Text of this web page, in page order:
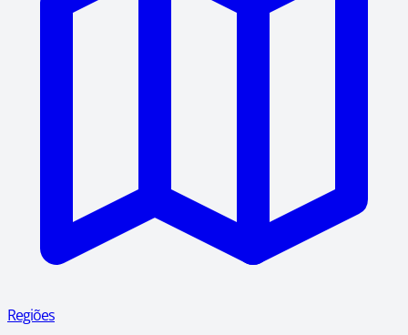
Regiões